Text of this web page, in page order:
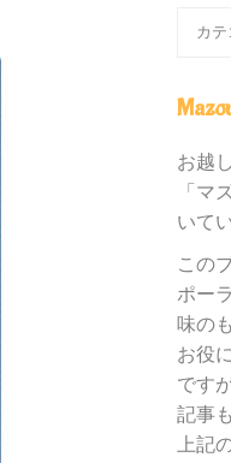
内
の
テ
ゴ
リ
別
検
索
お越
「マ
いて
この
ポー
味の
お役
です
記事
上記